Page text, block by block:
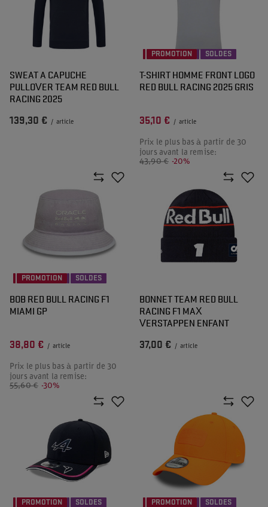
SWEAT A CAPUCHE
PULLOVER TEAM RED BULL
RACING 2025
139,30 € / article
PROMOTION SOLDES
T-SHIRT HOMME FRONT LOGO
RED BULL RACING 2025 GRIS
35,10 € / article
Prix le plus bas à partir de 30
jours avant la remise:
43,90 € -20%
PROMOTION SOLDES
BOB RED BULL RACING F1
MIAMI GP
38,80 € / article
Prix le plus bas à partir de 30
jours avant la remise:
55,60 € -30%
BONNET TEAM RED BULL
RACING F1 MAX
VERSTAPPEN ENFANT
37,00 € / article
PROMOTION SOLDES PROMOTION SOLDES